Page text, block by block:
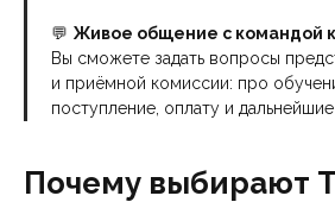
💬 Живое общение с командой
Вы сможете задать вопросы
и приёмной комиссии: про
поступление, оплату и
Почему выбирают